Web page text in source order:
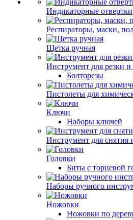
Индикаторные отвертки
Респираторы, маски,
Щетка ручная
Инструмент для резки и
Болторезы
Пистолеты для
Ключи
Наборы ключей
Инструмент для снятия
Головки
Биты с торцевой
Наборы ручного
Ножовки
Ножовки по